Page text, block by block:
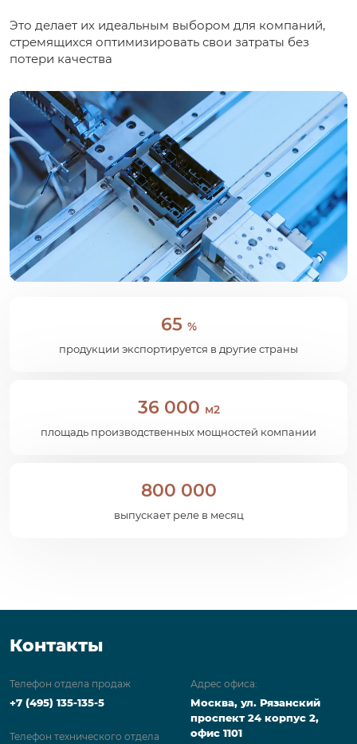
Это делает их идеальным выбором для компаний,
стремящихся оптимизировать свои затраты без
потери качества
65 %
продукции экспортируется в другие страны
36 000 м2
площадь производственных мощностей компании
800 000
выпускает реле в месяц
Контакты
Телефон отдела продаж
+7 (495) 135-135-5
Телефон технического отдела
Адрес офиса:
Москва, ул. Рязанский
проспект 24 корпус 2,
офис 1101